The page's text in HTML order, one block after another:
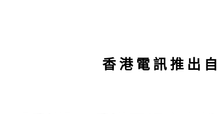
香 港 電 訊 推 出